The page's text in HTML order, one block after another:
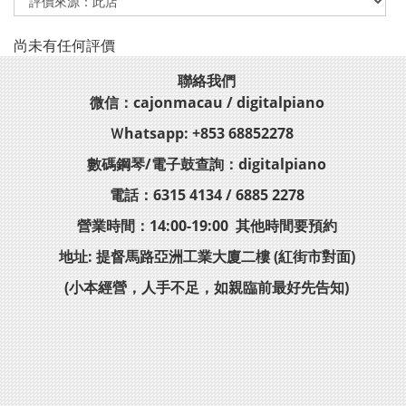
尚未有任何評價
聯絡我們
微信：cajonmacau / digitalpiano
Ｗhatsapp: +853 68852278
數碼鋼琴/電子鼓查詢：digitalpiano
電話：6315 4134 / 6885 2278
營業時間：14:00-19:00 其他時間要預約
地址: 提督馬路亞洲工業大廈二樓 (紅街市對面)
(小本經營，人手不足，如親臨前最好先告知)